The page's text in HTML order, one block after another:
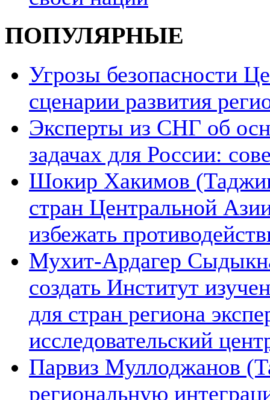
ПОПУЛЯРНЫЕ
Угрозы безопасности
сценарии развития
Эксперты из СНГ об
задачах для России:
Шокир Хакимов
стран Центральной
избежать
Мухит-Ардагер
создать Институт
для стран региона
исследовательский
Парвиз Муллоджанов
региональную